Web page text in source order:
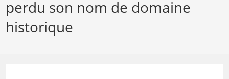
perdu son nom de domaine
historique